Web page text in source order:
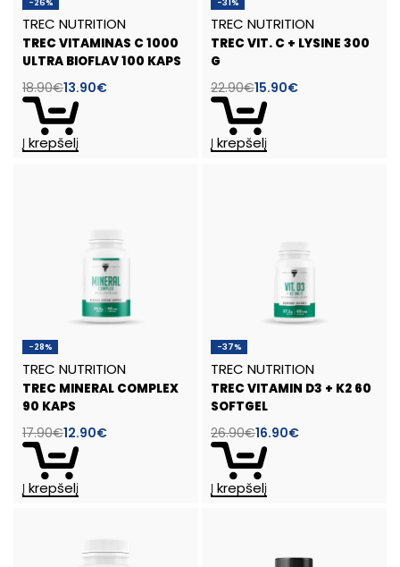
TREC NUTRITION
TREC VITAMINAS C 1000
ULTRA BIOFLAV 100 KAPS
18.90€13.90€
Į krepšelį
TREC NUTRITION
TREC VIT. C + LYSINE 300
G
22.90€15.90€
Į krepšelį
-28%
TREC NUTRITION
TREC MINERAL COMPLEX
90 KAPS
17.90€12.90€
Į krepšelį
-37%
TREC NUTRITION
TREC VITAMIN D3 + K2 60
SOFTGEL
26.90€16.90€
Į krepšelį